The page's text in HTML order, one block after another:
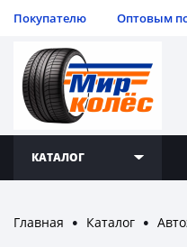
Покупателю Оптовым
КАТАЛОГ
Главная ● Каталог ●